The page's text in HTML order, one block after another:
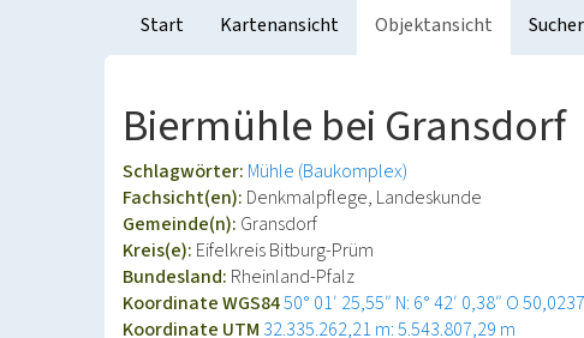
Start Kartenansicht Objektansicht
Biermühle bei Gransdorf
Schlagwörter: Mühle (Baukomplex)
Fachsicht(en): Denkmalpflege, Landeskunde
Gemeinde(n): Gransdorf
Kreis(e): Eifelkreis Bitburg-Prüm
Bundesland: Rheinland-Pfalz
Koordinate WGS8450° 01′ 25,55″ N: 6° 42′ 0,38″ O
Koordinate UTM 32.335.262,21 m: 5.543.807,29 m